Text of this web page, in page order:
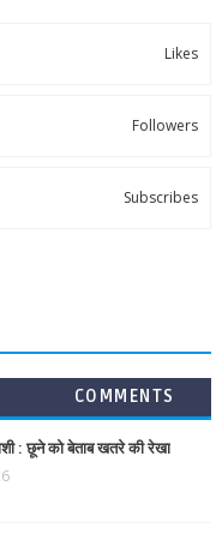
Likes
Followers
Subscribes
COMMENTS
: छूने को बेताब खतरे की रेखा